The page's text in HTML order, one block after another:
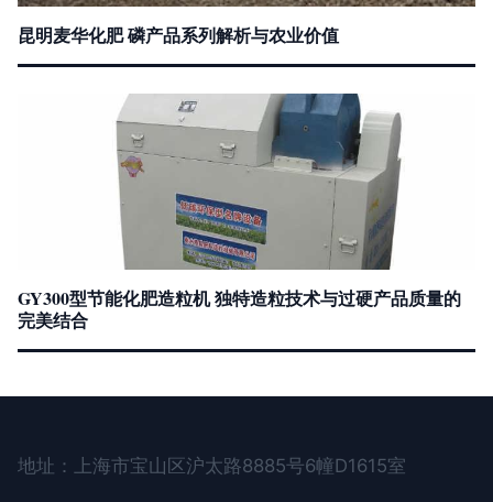
昆明麦华化肥 磷产品系列解析与农业价值
GY300型节能化肥造粒机 独特造粒技术与过硬产品质量的
完美结合
地址：上海市宝山区沪太路8885号6幢D1615室